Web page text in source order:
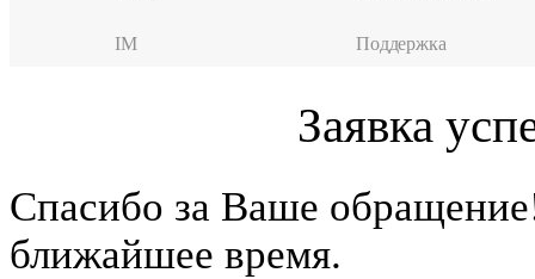
IM Поддержка
Заявка
Cпасибо за Ваше
ближайшее время.